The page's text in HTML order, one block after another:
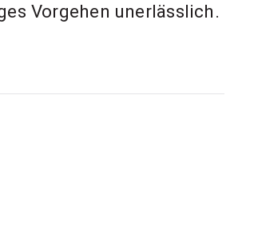
Vorgehen unerlässlich.